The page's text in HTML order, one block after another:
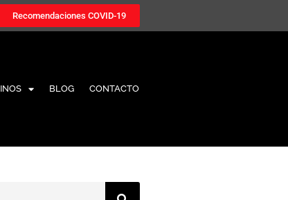
Recomendaciones COVID-19
BLOG CONTACTO